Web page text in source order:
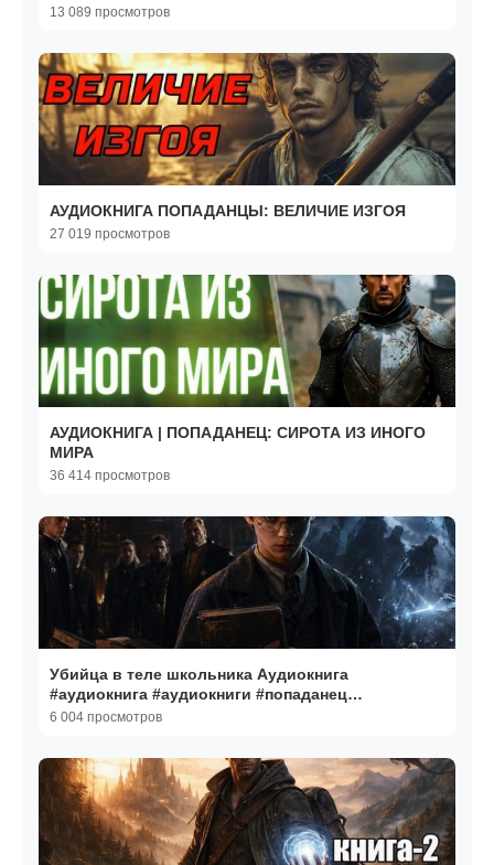
13 089 просмотров
АУДИОКНИГА ПОПАДАНЦЫ: ВЕЛИЧИЕ ИЗГОЯ
27 019 просмотров
АУДИОКНИГА | ПОПАДАНЕЦ: СИРОТА ИЗ ИНОГО
МИРА
36 414 просмотров
Убийца в теле школьника Аудиокнига
#аудиокнига #аудиокниги #попаданец
#попаданцы
6 004 просмотров